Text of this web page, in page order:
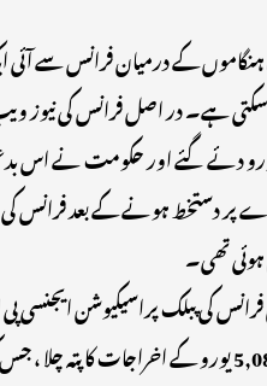
ہنگاموں کے درمیان فرانس سے
ہے۔ در اصل فرانس کی نیوز
دئے گئے اور حکومت نے اس
2016 میں معاہدے پر دستخط